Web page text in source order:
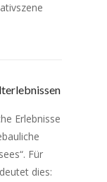
Erlebnisse
Für
dies: